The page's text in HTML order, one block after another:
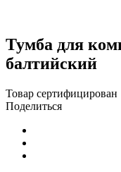
Тумба для
балтийский
Товар сертифицирован
Поделиться